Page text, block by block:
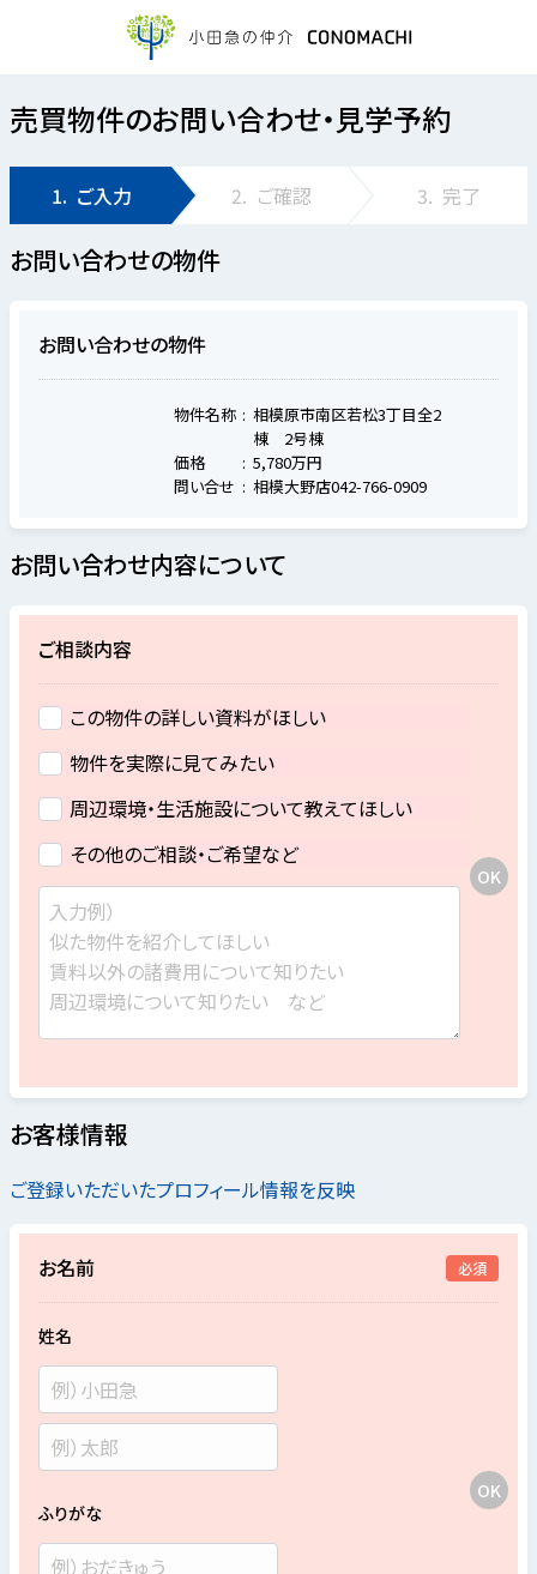
売買物件のお問い合わせ・見学予約
1. ご入力 2. ご確認 3. 完了
お問い合わせの物件
お問い合わせの物件
物件名称
相模原市南区若松3丁目全2
棟 2号棟
価格
5,780万円
問い合せ
相模大野店042-766-0909
お問い合わせ内容について
ご相談内容
この物件の詳しい資料がほしい
物件を実際に見てみたい
周辺環境・生活施設について教えてほしい
その他のご相談・ご希望など
お客様情報
ご登録いただいたプロフィール情報を反映
お名前 必須
姓名
ふりがな